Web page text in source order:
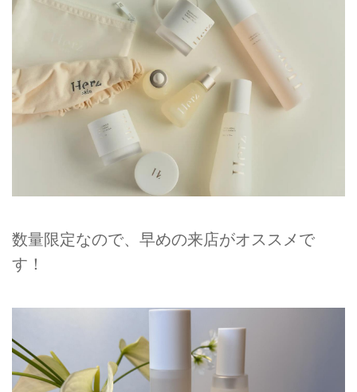
数量限定なので、早めの来店がオススメで
す！